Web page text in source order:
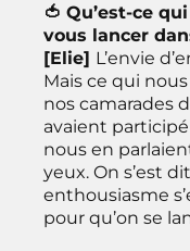
🍅 Qu’est-ce
vous lancer
[Elie] L’envie
Mais ce qui
nos camarades
avaient
nous en
yeux. On s’est
enthousiasme
pour qu’on se